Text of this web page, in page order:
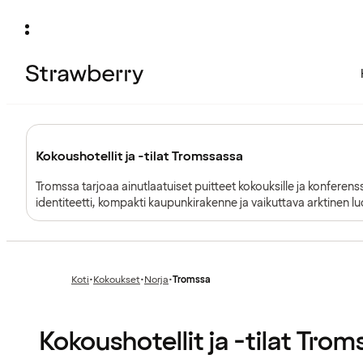
Kokoushotellit ja -tilat Tromssassa
Tromssa tarjoaa ainutlaatuiset puitteet kokouksille ja
identiteetti, kompakti kaupunkirakenne ja vaikuttava arktinen
joissa on aitoa paikallista luonnetta.
Koti•Edellinen
Kokoukset•Edellinen
Norja•Tromssa
Kokoushotellit ja -tilat